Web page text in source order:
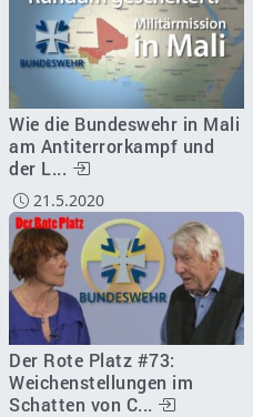
Wie die Bundeswehr in Mali
am Antiterrorkampf und
der L...
21.5.2020
Der Rote Platz #73:
Weichenstellungen im
Schatten von C...